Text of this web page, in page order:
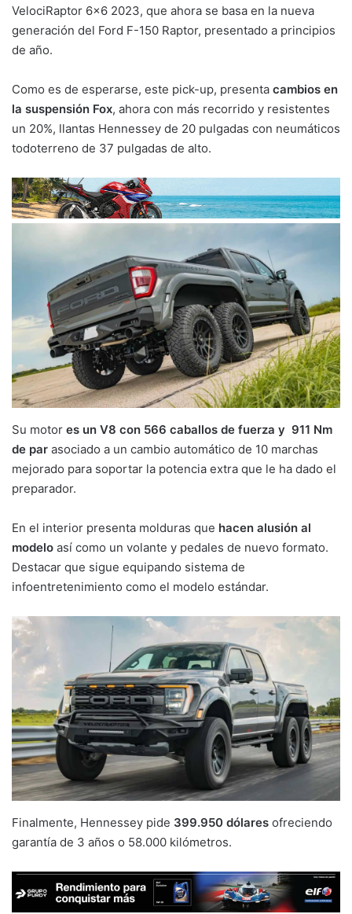
VelociRaptor 6×6 2023, que ahora se basa en la nueva
generación del Ford F-150 Raptor, presentado a principios
de año.
Como es de esperarse, este pick-up, presenta cambios en
la suspensión Fox, ahora con más recorrido y resistentes
un 20%, llantas Hennessey de 20 pulgadas con neumáticos
todoterreno de 37 pulgadas de alto.
Su motor es un V8 con 566 caballos de fuerza y 911 Nm
de par asociado a un cambio automático de 10 marchas
mejorado para soportar la potencia extra que le ha dado el
preparador.
En el interior presenta molduras que hacen alusión al
modelo así como un volante y pedales de nuevo formato.
Destacar que sigue equipando sistema de
infoentretenimiento como el modelo estándar.
Finalmente, Hennessey pide 399.950 dólares ofreciendo
garantía de 3 años o 58.000 kilómetros.